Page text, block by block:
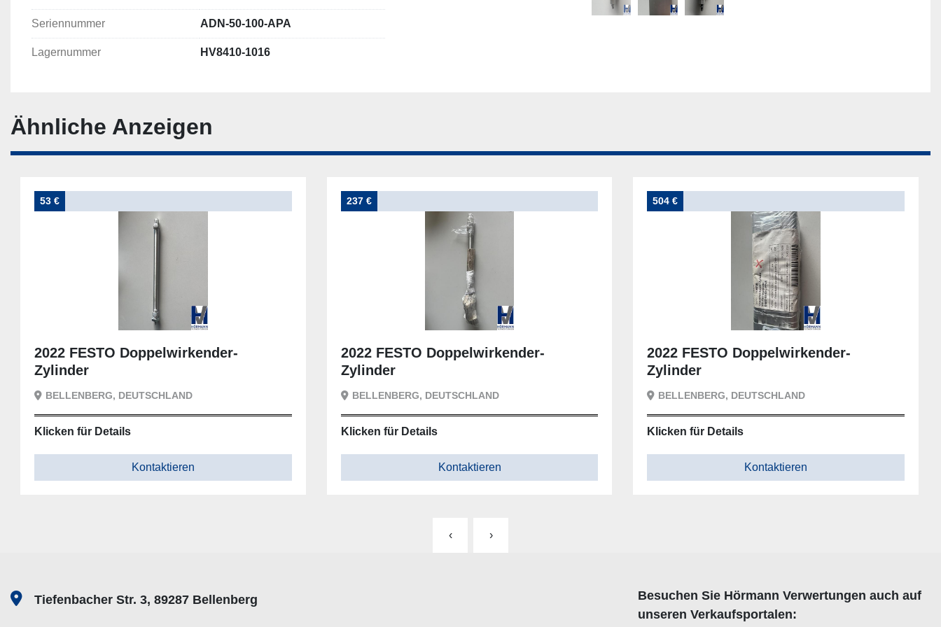
Seriennummer ADN-50-100-APA
Lagernummer HV8410-1016
Ähnliche Anzeigen
53 €
2022 FESTO Doppelwirkender-
Zylinder
BELLENBERG, DEUTSCHLAND
Klicken für Details
Kontaktieren
237 €
2022 FESTO Doppelwirkender-
Zylinder
BELLENBERG, DEUTSCHLAND
Klicken für Details
Kontaktieren
504 €
2022 FESTO Doppelwirkender-
Zylinder
BELLENBERG, DEUTSCHLAND
Klicken für Details
Kontaktieren
‹ ›
Tiefenbacher Str. 3, 89287 Bellenberg
Besuchen Sie Hörmann Verwertungen auch auf
unseren Verkaufsportalen: